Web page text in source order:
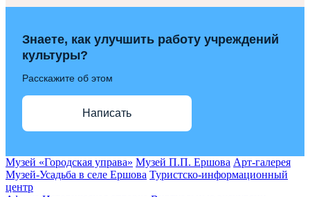
Знаете, как улучшить работу учреждений
культуры?
Расскажите об этом
Написать
Музей «Городская управа» Музей П.П. Ершова Арт-галерея
Музей-Усадьба в селе Ершова Туристско-информационный
центр